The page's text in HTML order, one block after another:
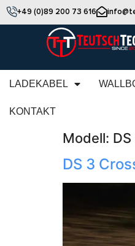
+49 (0)89 200 73 616
LADEKABEL
KONTAKT
Modell:
DS 3